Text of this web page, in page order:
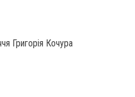
Григорія Кочура